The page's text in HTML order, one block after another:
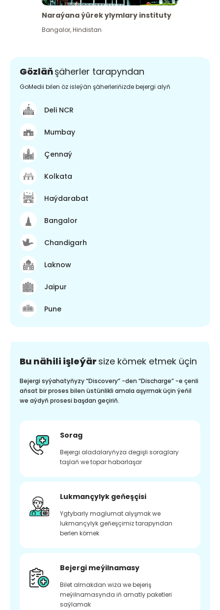
Naraýana ýürek ylymlary instituty
Bangalor,Hindistan
Gözläňşäherler tarapyndan
GoMedii bilen öz isleýän şäherleriňizde bejergi alyň
Deli NCR
Mumbay
Çennaý
Kolkata
Haýdarabat
Bangalor
Chandigarh
Laknow
Jaipur
Pune
Bu nähili işleýär size kömek etmek üçin
Bejergi syýahatyňyzy “Discovery” -den “Discharge” -e çenli
aňsat bir proses bilen üstünlikli amala aşyrmak üçin ýeňil
we aýdyň prosesi başdan geçiriň.
Sorag
Bejergi aladalaryňyza degişli soraglary
taşlaň we topar habarlaşar
Lukmançylyk geňeşçisi
Ygtybarly maglumat alyşmak we
lukmançylyk geňeşçimiz tarapyndan
berlen kömek
Bejergi meýilnamasy
Bilet almakdan wiza we bejeriş
meýilnamasynda iň amatly paketleri
saýlamak